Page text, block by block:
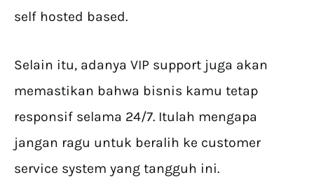
self hosted based.
Selain itu, adanya VIP support juga akan
memastikan bahwa bisnis kamu tetap
responsif selama 24/7. Itulah mengapa
jangan ragu untuk beralih ke customer
service system yang tangguh ini.